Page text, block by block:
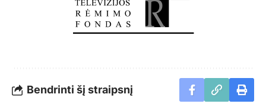
Bendrinti šį straipsnį